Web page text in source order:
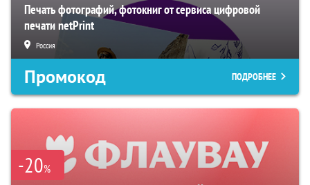
Печать фотографий, фотокниг от сервиса цифровой
печати netPrint
Россия
Промокод ПОДРОБНЕЕ
-20%